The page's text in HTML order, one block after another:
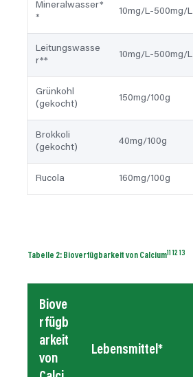
Mineralwasser*
*
10mg/L-500mg/L
Leitungswasse
r**
10mg/L-500mg/L
Grünkohl
(gekocht)
150mg/100g
Brokkoli
(gekocht)
40mg/100g
Rucola 160mg/100g
Tabelle 2: Bioverfügbarkeit von Calcium11 1213
Biove
rfügb
arkeit
von
Lebensmittel*